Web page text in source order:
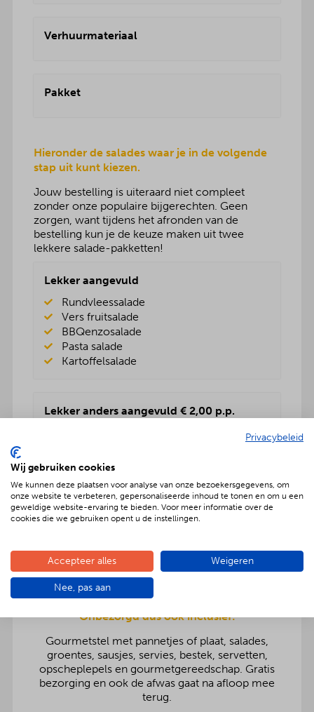
Verhuurmateriaal
Pakket
Hieronder de salades waar je in de volgende
stap uit kunt kiezen.
Jouw bestelling is uiteraard niet compleet
zonder onze populaire bijgerechten. Geen
zorgen, want tijdens het afronden van de
bestelling kun je de keuze maken uit twee
lekkere salade-pakketten!
Lekker aangevuld
Rundvleessalade
Vers fruitsalade
BBQenzosalade
Pasta salade
Kartoffelsalade
Lekker anders aangevuld € 2,00 p.p.
BBQenzo salade
Kartoffelsalade
Rauwkost salade
Griekse salade
Onbezorgd dus ook inclusief:
Gourmetstel met pannetjes of plaat, salades,
groentes, sausjes, servies, bestek, servetten,
opscheplepels en gourmetgereedschap. Gratis
bezorging en ook de afwas gaat na afloop mee
terug.
Privacybeleid
Wij gebruiken cookies
We kunnen deze plaatsen voor analyse van onze bezoekersgegevens, om
onze website te verbeteren, gepersonaliseerde inhoud te tonen en om u een
geweldige website-ervaring te bieden. Voor meer informatie over de
cookies die we gebruiken opent u de instellingen.
Accepteer alles Weigeren
Nee, pas aan